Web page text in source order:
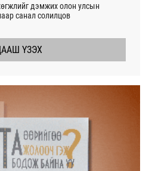
дэмжих олон улсын
санал солилцов
ҮЗЭХ